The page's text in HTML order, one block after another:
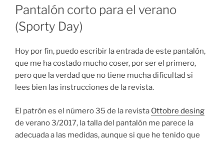
EL
Pantalón corto para el verano
(Sporty Day)
Hoy por fin, puedo escribir la entrada de este pantalón,
que me ha costado mucho coser, por ser el primero,
pero que la verdad que no tiene mucha dificultad si
lees bien las instrucciones de la revista.
El patrón es el número 35 de la revista Ottobre desing
de verano 3/2017, la talla del pantalón me parece la
adecuada a las medidas, aunque si que he tenido que